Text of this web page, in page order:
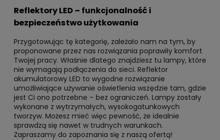
Reflektory LED – funkcjonalność i
bezpieczeństwo użytkowania
Przygotowując tę kategorię, zależało nam na tym, by
proponowane przez nas rozwiązania poprawiły komfort
Twojej pracy. Właśnie dlatego znajdziesz tu lampy, które
nie wymagają podłączenia do sieci. Reflektor
akumulatorowy LED to wygodne rozwiązanie
umożliwiające używanie oświetlenia wszędzie tam, gdzie
jest Ci ono potrzebne – bez ograniczeń. Lampy zostały
wykonane z wytrzymałych, wysokogatunkowych
tworzyw. Możesz mieć więc pewność, że idealnie
sprawdzą się nawet w trudnych warunkach.
Zapraszamy do zapoznania się z naszą ofertą!